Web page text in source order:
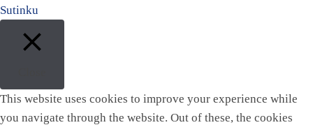
Sutinku
This website uses cookies to improve your experience while
you navigate through the website. Out of these, the cookies